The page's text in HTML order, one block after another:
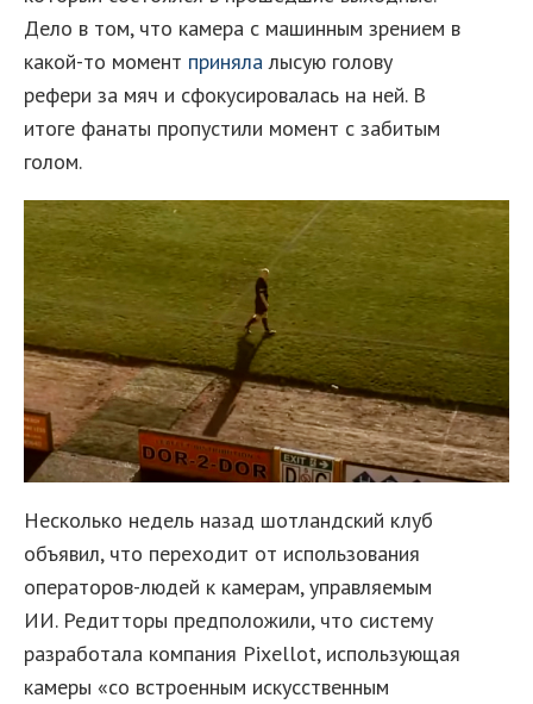
Дело в том, что камера с машинным зрением в
какой-то момент принялалысую голову
рефери за мяч и сфокусировалась на ней. В
итоге фанаты пропустили момент с забитым
голом.
Несколько недель назад шотландский клуб
объявил, что переходит от использования
операторов-людей к камерам, управляемым
ИИ. Редитторы предположили, что систему
разработала компания Pixellot, использующая
камеры «со встроенным искусственным